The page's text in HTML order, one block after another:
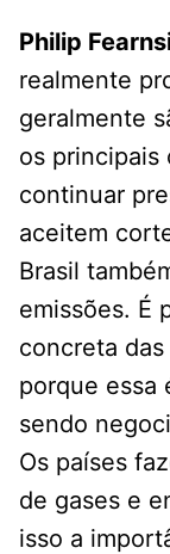
Philip
realmente
geralmente
os principais
continuar
aceitem
Brasil
emissões. É
concreta
porque essa
sendo
Os países
de gases e
isso a